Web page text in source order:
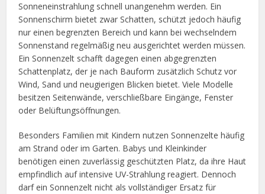
Sonneneinstrahlung schnell unangenehm werden. Ein
Sonnenschirm bietet zwar Schatten, schützt jedoch häufig
nur einen begrenzten Bereich und kann bei wechselndem
Sonnenstand regelmäßig neu ausgerichtet werden müssen.
Ein Sonnenzelt schafft dagegen einen abgegrenzten
Schattenplatz, der je nach Bauform zusätzlich Schutz vor
Wind, Sand und neugierigen Blicken bietet. Viele Modelle
besitzen Seitenwände, verschließbare Eingänge, Fenster
oder Belüftungsöffnungen.
Besonders Familien mit Kindern nutzen Sonnenzelte häufig
am Strand oder im Garten. Babys und Kleinkinder
benötigen einen zuverlässig geschützten Platz, da ihre Haut
empfindlich auf intensive UV-Strahlung reagiert. Dennoch
darf ein Sonnenzelt nicht als vollständiger Ersatz für